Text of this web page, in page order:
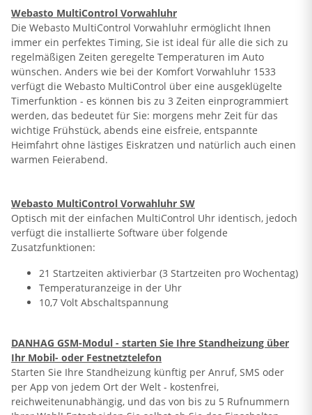
Webasto MultiControl Vorwahluhr
Die Webasto MultiControl Vorwahluhr ermöglicht Ihnen
immer ein perfektes Timing, Sie ist ideal für alle die sich zu
regelmäßigen Zeiten geregelte Temperaturen im Auto
wünschen. Anders wie bei der Komfort Vorwahluhr 1533
verfügt die Webasto MultiControl über eine ausgeklügelte
Timerfunktion - es können bis zu 3 Zeiten einprogrammiert
werden, das bedeutet für Sie: morgens mehr Zeit für das
wichtige Frühstück, abends eine eisfreie, entspannte
Heimfahrt ohne lästiges Eiskratzen und natürlich auch einen
warmen Feierabend.
Webasto MultiControl Vorwahluhr SW
Optisch mit der einfachen MultiControl Uhr identisch, jedoch
verfügt die installierte Software über folgende
Zusatzfunktionen:
21 Startzeiten aktivierbar (3 Startzeiten pro Wochentag)
Temperaturanzeige in der Uhr
10,7 Volt Abschaltspannung
DANHAG GSM-Modul - starten Sie Ihre Standheizung über
Ihr Mobil- oder Festnetztelefon
Starten Sie Ihre Standheizung künftig per Anruf, SMS oder
per App von jedem Ort der Welt - kostenfrei,
reichweitenunabhängig, und das von bis zu 5 Rufnummern